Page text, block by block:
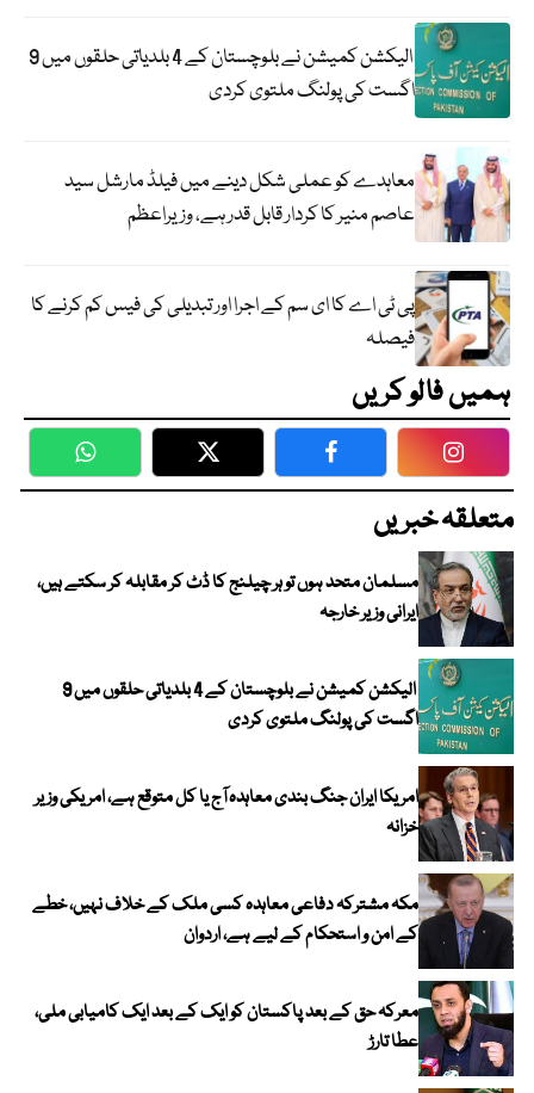
الیکشن کمیشن نے بلوچستان کے 4 بلدیاتی حلقوں میں 9
اگست کی پولنگ ملتوی کردی
معاہدے کو عملی شکل دینے میں فیلڈ مارشل سید
عاصم منیر کا کردار قابل قدر ہے، وزیراعظم
پی ٹی اے کا ای سم کے اجرا اور تبدیلی کی فیس کم کرنے کا
فیصلہ
ہمیں فالو کریں
WhatsApp Twitter Facebook
متعلقہ خبریں
مسلمان متحد ہوں تو ہر چیلنج کا ڈٹ کر مقابلہ کر سکتے ہیں،
ایرانی وزیر خارجہ
الیکشن کمیشن نے بلوچستان کے 4 بلدیاتی حلقوں میں 9
اگست کی پولنگ ملتوی کردی
امریکا ایران جنگ بندی معاہدہ آج یا کل متوقع ہے، امریکی وزیر
خزانہ
مکہ مشترکہ دفاعی معاہدہ کسی ملک کے خلاف نہیں، خطے
کے امن و استحکام کے لیے ہے، اردوان
معرکہ حق کے بعد پاکستان کو ایک کے بعد ایک کامیابی ملی،
عطا تارڑ